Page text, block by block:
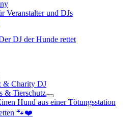
Veranstalter und DJs
& Charity DJ
& Tierschutz
Hund aus einer Tötungsstation
🐾❤️